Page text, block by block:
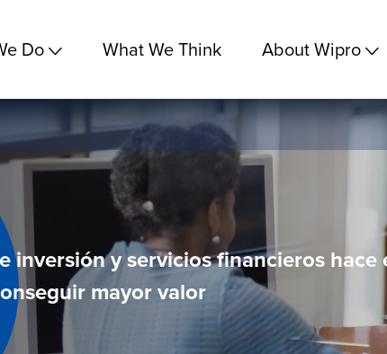
Do What We Think About Wipro
inversión y servicios financieros hace
mayor valor